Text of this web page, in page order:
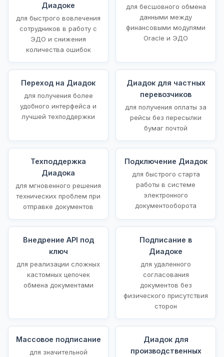
Диадоке
для быстрого вовлечения
сотрудников в работу с
ЭДО и снижения
количества ошибок
для бесшовного обмена
данными между
финансовыми модулями
Oracle и ЭДО
Переход на Диадок
для получения более
удобного интерфейса и
лучшей техподдержки
Диадок для частных
перевозчиков
для получения оплаты за
рейсы без пересылки
бумаг почтой
Техподдержка
Диадока
для мгновенного решения
технических проблем при
отправке документов
Подключение Диадок
для быстрого старта
работы в системе
электронного
документооборота
Внедрение API под
ключ
для реализации сложных
кастомных цепочек
обмена документами
Подписание в
Диадоке
для удаленного
согласования
документов без
физического присутствия
сторон
Массовое подписание
для значительной
Диадок для
производственных